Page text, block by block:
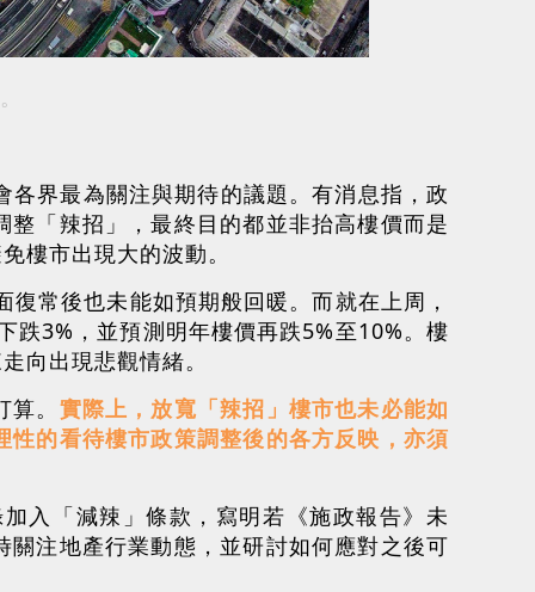
界最為關注與期待的議題。有消息指，政
「辣招」，最終目的都並非抬高樓價而是
樓市出現大的波動。
常後也未能如預期般回暖。而就在上周，
跌3%，並預測明年樓價再跌5%至10%。樓
向出現悲觀情緒。
。 實際上，放寬「辣招」樓市也未必能如
的看待樓市政策調整後的各方反映，亦須
入「減辣」條款，寫明若《施政報告》未
注地產行業動態，並研討如何應對之後可